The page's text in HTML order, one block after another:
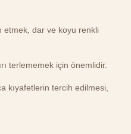
etmek, dar ve koyu renkli
terlememek için önemlidir.
kıyafetlerin tercih edilmesi,